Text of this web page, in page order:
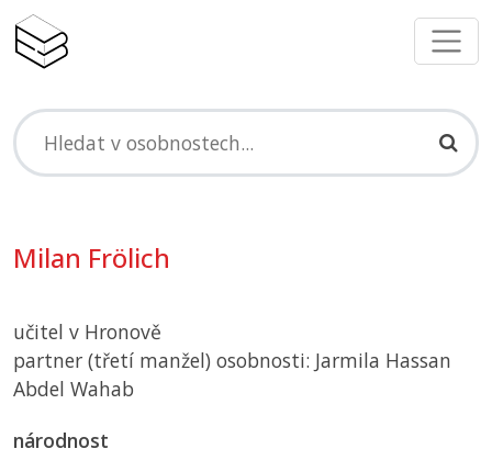
Milan Frölich
učitel v Hronově
partner (třetí manžel) osobnosti: Jarmila Hassan
Abdel Wahab
národnost